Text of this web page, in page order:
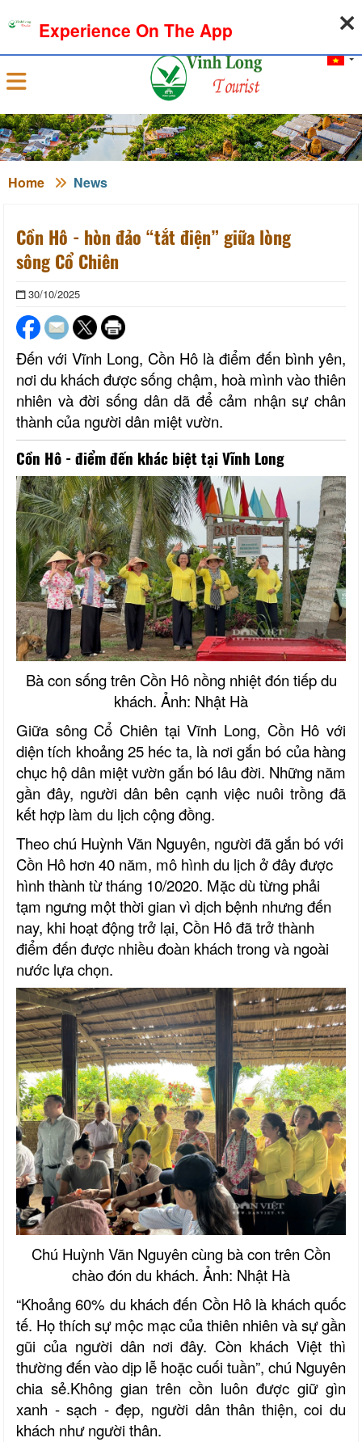
Sign in
Home News
Cồn Hô - hòn đảo “tắt điện” giữa lòng
sông Cổ Chiên
30/10/2025
Đến với Vĩnh Long, Cồn Hô là điểm đến bình yên,
nơi du khách được sống chậm, hoà mình vào thiên
nhiên và đời sống dân dã để cảm nhận sự chân
thành của người dân miệt vườn.
Cồn Hô - điểm đến khác biệt tại Vĩnh Long
Bà con sống trên Cồn Hô nồng nhiệt đón tiếp du
khách. Ảnh: Nhật Hà
Giữa sông Cổ Chiên tại Vĩnh Long, Cồn Hô với
diện tích khoảng 25 héc ta, là nơi gắn bó của hàng
chục hộ dân miệt vườn gắn bó lâu đời. Những năm
gần đây, người dân bên cạnh việc nuôi trồng đã
kết hợp làm du lịch cộng đồng.
Theo chú Huỳnh Văn Nguyên, người đã gắn bó với
Cồn Hô hơn 40 năm, mô hình du lịch ở đây được
hình thành từ tháng 10/2020. Mặc dù từng phải
tạm ngưng một thời gian vì dịch bệnh nhưng đến
nay, khi hoạt động trở lại, Cồn Hô đã trở thành
điểm đến được nhiều đoàn khách trong và ngoài
nước lựa chọn.
Chú Huỳnh Văn Nguyên cùng bà con trên Cồn
chào đón du khách. Ảnh: Nhật Hà
“Khoảng 60% du khách đến Cồn Hô là khách quốc
tế. Họ thích sự mộc mạc của thiên nhiên và sự gần
gũi của người dân nơi đây. Còn khách Việt thì
thường đến vào dịp lễ hoặc cuối tuần”, chú Nguyên
chia sẻ.Không gian trên cồn luôn được giữ gìn
xanh - sạch - đẹp, người dân thân thiện, coi du
khách như người thân.
Experience On The App